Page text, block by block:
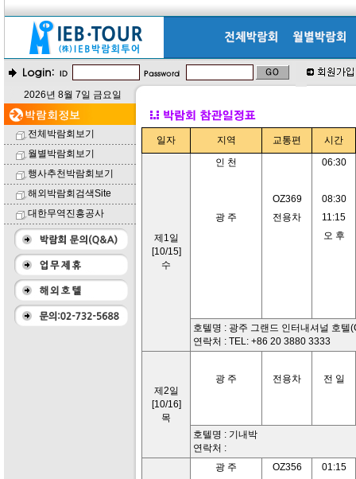
2026년 8월 7일 금요일
전체박람회보기
월별박람회보기
행사추천박람회보기
해외박람회검색Site
대한무역진흥공사
일자 지역 교통편 시간
제1일
[10/15]
수
인 천 06:30
OZ369
08:30
광 주
전용차
11:15
오 후
호텔명 : 광주 그랜드 인터내셔널 호
연락처 : TEL: +86 20 3880 3333
제2일
[10/16]
목
광 주 전용차 전 일
호텔명 : 기내박
연락처 :
광 주 OZ356
01:15